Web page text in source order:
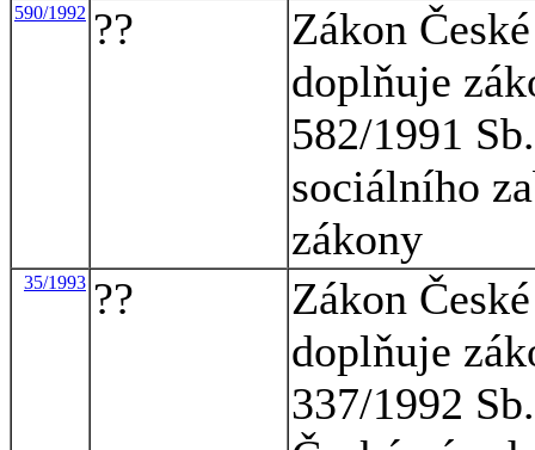
590/1992 ??
Zákon
doplňuje
582/1991
sociálního
zákony
35/1993 ??
Zákon
doplňuje
337/1992